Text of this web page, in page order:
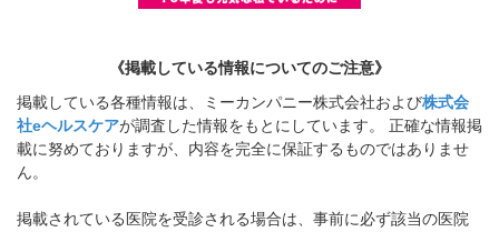
《掲載している情報についてのご注意》
掲載している各種情報は、ミーカンパニー株式会社および株式会
社eヘルスケアが調査した情報をもとにしています。 正確な情報掲
載に努めておりますが、内容を完全に保証するものではありませ
ん。
掲載されている医院を受診される場合は、事前に必ず該当の医院